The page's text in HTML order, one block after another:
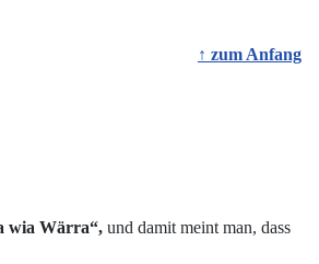
↑ zum Anfang
wia Wärra“, und damit meint man, dass